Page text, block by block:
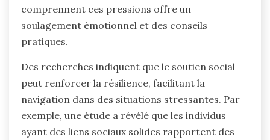
comprennent ces pressions offre un
soulagement émotionnel et des conseils
pratiques.
Des recherches indiquent que le soutien social
peut renforcer la résilience, facilitant la
navigation dans des situations stressantes. Par
exemple, une étude a révélé que les individus
ayant des liens sociaux solides rapportent des